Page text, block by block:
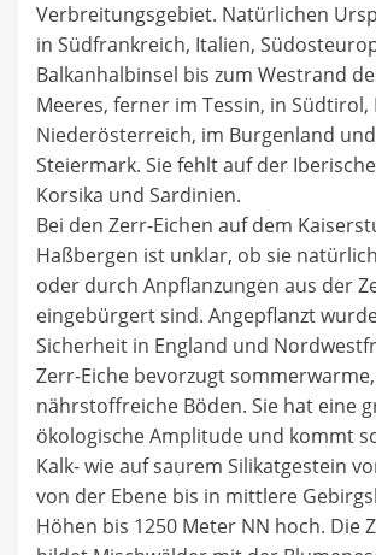
Verbreitungsgebiet. Natürlichen
in Südfrankreich, Italien,
Balkanhalbinsel bis zum Westrand
Meeres, ferner im Tessin, in Südtirol,
Niederösterreich, im Burgenland
Steiermark. Sie fehlt auf der
Korsika und Sardinien.
Bei den Zerr-Eichen auf dem
Haßbergen ist unklar, ob sie
oder durch Anpflanzungen aus der
eingebürgert sind. Angepflanzt
Sicherheit in England und
Zerr-Eiche bevorzugt sommerwarme,
nährstoffreiche Böden. Sie hat eine
ökologische Amplitude und kommt
Kalk- wie auf saurem Silikatgestein
von der Ebene bis in mittlere
Höhen bis 1250 Meter NN hoch. Die